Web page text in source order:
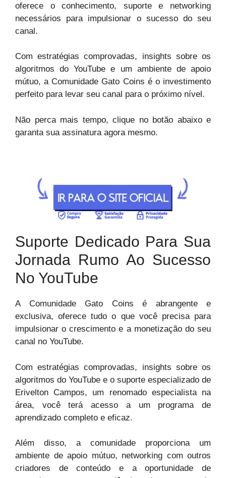
oferece o conhecimento, suporte e networking
necessários para impulsionar o sucesso do seu
canal.
Com estratégias comprovadas, insights sobre os
algoritmos do YouTube e um ambiente de apoio
mútuo, a Comunidade Gato Coins é o investimento
perfeito para levar seu canal para o próximo nível.
Não perca mais tempo, clique no botão abaixo e
garanta sua assinatura agora mesmo.
Suporte Dedicado Para Sua
Jornada Rumo Ao Sucesso
No YouTube
A Comunidade Gato Coins é abrangente e
exclusiva, oferece tudo o que você precisa para
impulsionar o crescimento e a monetização do seu
canal no YouTube.
Com estratégias comprovadas, insights sobre os
algoritmos do YouTube e o suporte especializado de
Erivelton Campos, um renomado especialista na
área, você terá acesso a um programa de
aprendizado completo e eficaz.
Além disso, a comunidade proporciona um
ambiente de apoio mútuo, networking com outros
criadores de conteúdo e a oportunidade de